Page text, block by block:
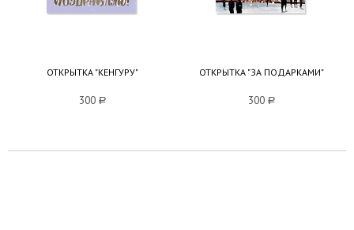
ОТКРЫТКА "КЕНГУРУ"
300 a
ОТКРЫТКА "ЗА ПОДАРКАМИ"
300 a